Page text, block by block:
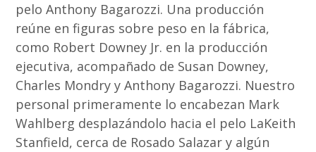
pelo Anthony Bagarozzi. Una producción
reúne en figuras sobre peso en la fábrica,
como Robert Downey Jr. en la producción
ejecutiva, acompañado de Susan Downey,
Charles Mondry y Anthony Bagarozzi. Nuestro
personal primeramente lo encabezan Mark
Wahlberg desplazándolo hacia el pelo LaKeith
Stanfield, cerca de Rosado Salazar y algún